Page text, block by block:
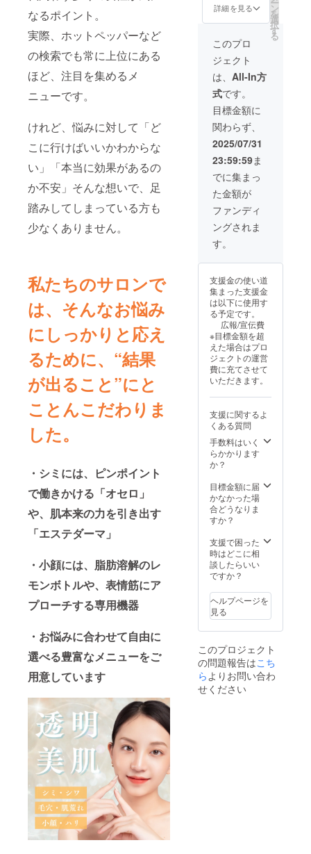
なるポイント。
実際、ホットペッパーなど
の検索でも常に上位にある
ほど、注目を集めるメ
ニューです。
けれど、悩みに対して「ど
こに行けばいいかわからな
い」「本当に効果があるの
か不安」そんな想いで、足
踏みしてしまっている方も
少なくありません。
私たちのサロンで
は、そんなお悩み
にしっかりと応え
るために、“結果
が出ること”にと
ことんこだわりま
した。
・シミには、ピンポイント
で働きかける「オセロ」
や、肌本来の力を引き出す
「エステダーマ」
・小顔には、脂肪溶解のレ
モンボトルや、表情筋にア
プローチする専用機器
・お悩みに合わせて自由に
選べる豊富なメニューをご
用意しています
の注
意： ○
お肌に
異常が
生じて
いない
かよく
注意し
て使用
してく
ださ
い。 化
粧品が
お肌に
合わな
いと
き、即
ち次の
ような
場合に
は、使
用を中
のまま
化粧品
類の使
用を続
けます
と症状
を悪化
させる
ことが
ありま
フ科専
門医等
にご相
談され
ること
すめし
ます。
（1）使
用中、
はれ、
かゆ
み、刺
激、色
（白斑
等）や
らわれ
た場合
（2）使
用した
肌に直
所：大
川町4-
16 ※日
程は
メール
にて調
整させ
ていた
だきま
す。 ※
こちら
の権利
の有効
期限は
2025年
9月から
1年間で
す。
※掲載期
間は
2025年
9月から
1年間で
す。
ロンに
て1年
間・カ
ウン
ターに
チラシ
を設置
いたし
ます。
※掲載す
る内容
はメー
ルにて
確認さ
せてい
ただき
ます。
※ロゴ画
像の受
け取り
はメー
させて
きま
す。 ※
ネット
ワーク
販売ま
たは企
業イ
メージ
が相違
する場
合等、
させて
いただ
く場合
があり
ます。
させて
いただ
いた場
合は返
いたし
ます。
※掲載期
間は
9月から
1年間で
す。 ※
設置す
シは購
入者様
がご準
備して
お送り
権利で
す。 企
業スポ
ンサー
として
HPに企
業名、
企業の
HPのリ
ンクを
掲載さ
せてい
ただき
ます。
さら
に、谷
町四丁
目の小
顔＆シ
ミケア
専門サ
間・カ
ターに
チラシ
を設置
いたし
ます。
※掲載す
る内容
はメー
ルにて
確認さ
せてい
ます。
※ロゴ画
像の受
け取り
はメー
ご連絡
させて
いただ
きま
ネット
ワーク
販売ま
たは企
メージ
が相違
する場
合等、
させて
いただ
く場合
があり
ます。
詳細を見る ン
を
選
択
す
る
このプロ
ジェクト
は、 All-In方
式です。
目標金額に
関わらず、
2025/07/31
23:59:59ま
でに集まっ
た金額が
ファンディ
ングされま
す。
支援金の使い道
集まった支援金
は以下に使用す
る予定です。
広報/宣伝費
※目標金額を超
えた場合はプロ
ジェクトの運営
費に充てさせて
いただきます。
支援に関するよ
くある質問
手数料はいく
らかかります
か？
目標金額に届
かなかった場
合どうなりま
すか？
支援で困った
時はどこに相
談したらいい
ですか？
ヘルプページを
見る
このプロジェクト
の問題報告はこち
ら よりお問い合わ
せください